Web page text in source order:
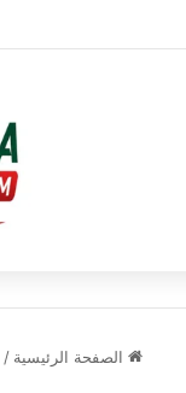
الصفحة الرئيسية /